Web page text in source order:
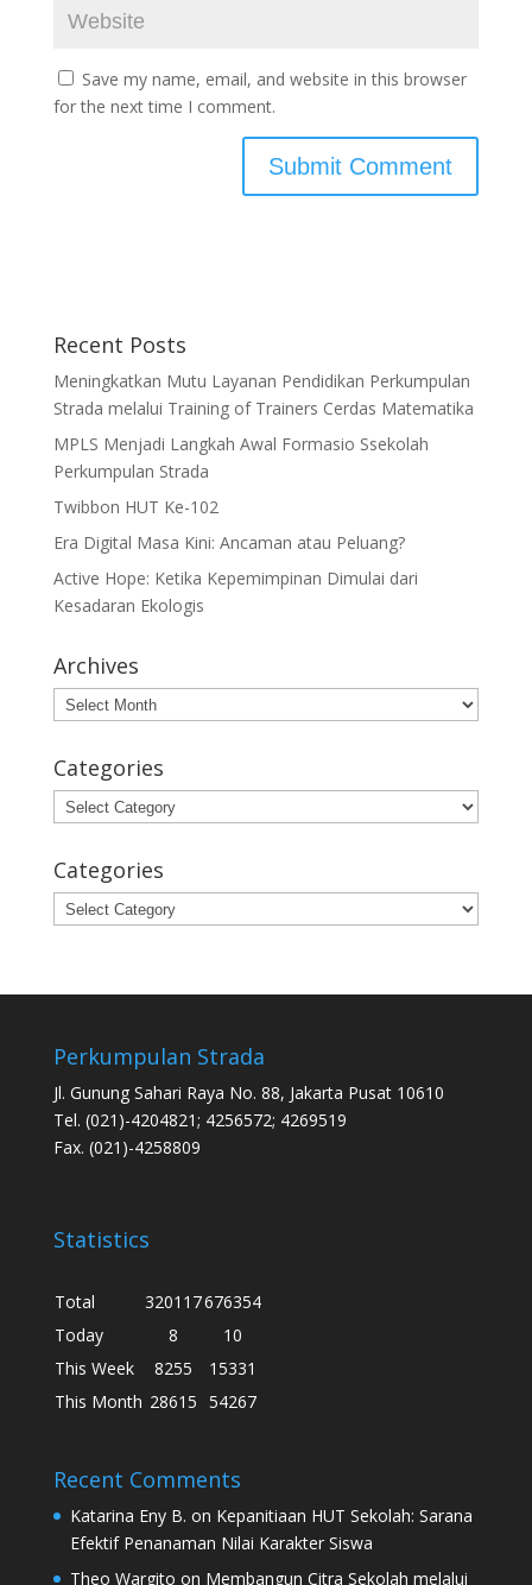
Save my name, email, and website in this browser
for the next time I comment.
Recent Posts
Meningkatkan Mutu Layanan Pendidikan Perkumpulan
Strada melalui Training of Trainers Cerdas Matematika
MPLS Menjadi Langkah Awal Formasio Ssekolah
Perkumpulan Strada
Twibbon HUT Ke-102
Era Digital Masa Kini: Ancaman atau Peluang?
Active Hope: Ketika Kepemimpinan Dimulai dari
Kesadaran Ekologis
Archives
Archives
Categories
Categories
Categories
Categories
Perkumpulan Strada
Jl. Gunung Sahari Raya No. 88, Jakarta Pusat 10610
Tel. (021)-4204821; 4256572; 4269519
Fax. (021)-4258809
Statistics
Total 320117676354
Today
8
10
This Week
8255
15331
This Month 28615 54267
Recent Comments
Katarina Eny B. on Kepanitiaan HUT Sekolah: Sarana
Efektif Penanaman Nilai Karakter Siswa
Theo Wargito on Membangun Citra Sekolah melalui